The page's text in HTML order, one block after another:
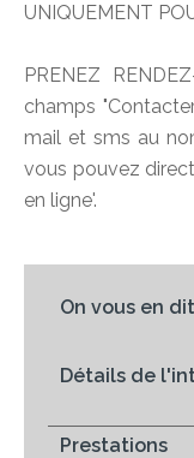
UNIQUEMENT
PRENEZ
champs
mail et sms au
vous pouvez
en ligne'.
On vous en
Détails de
Prestations